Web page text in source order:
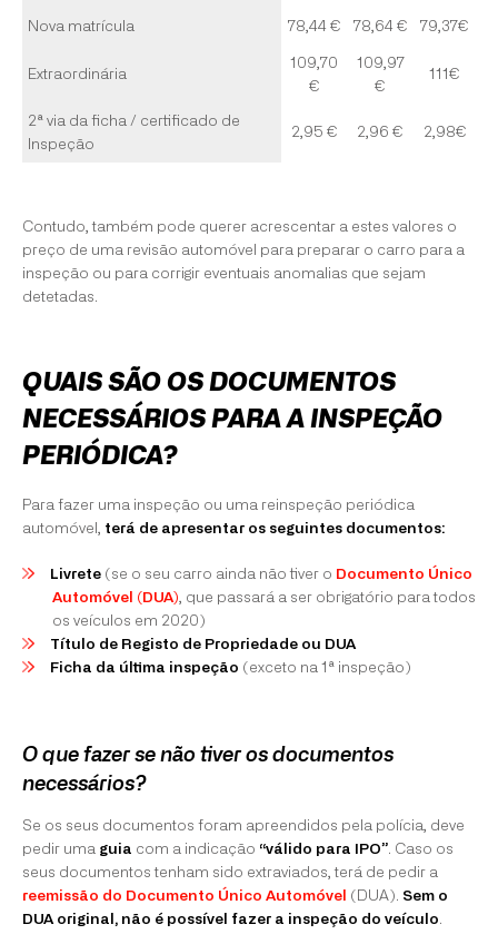
Nova matrícula 78,44 € 78,64 € 79,37€
Extraordinária
109,70
€
109,97
€
111€
2ª via da ficha / certificado de
Inspeção
2,95 € 2,96 € 2,98€
Contudo, também pode querer acrescentar a estes valores o
preço de uma revisão automóvel para preparar o carro para a
inspeção ou para corrigir eventuais anomalias que sejam
detetadas.
QUAIS SÃO OS DOCUMENTOS
NECESSÁRIOS PARA A INSPEÇÃO
PERIÓDICA?
Para fazer uma inspeção ou uma reinspeção periódica
automóvel, terá de apresentar os seguintes documentos:
Livrete (se o seu carro ainda não tiver o Documento Único
Automóvel (DUA), que passará a ser obrigatório para todos
os veículos em 2020)
Título de Registo de Propriedade ou DUA
Ficha da última inspeção (exceto na 1ª inspeção)
O que fazer se não tiver os documentos
necessários?
Se os seus documentos foram apreendidos pela polícia, deve
pedir uma guia com a indicação “válido para IPO” . Caso os
seus documentos tenham sido extraviados, terá de pedir a
reemissão do Documento Único Automóvel (DUA). Sem o
DUA original, não é possível fazer a inspeção do veículo